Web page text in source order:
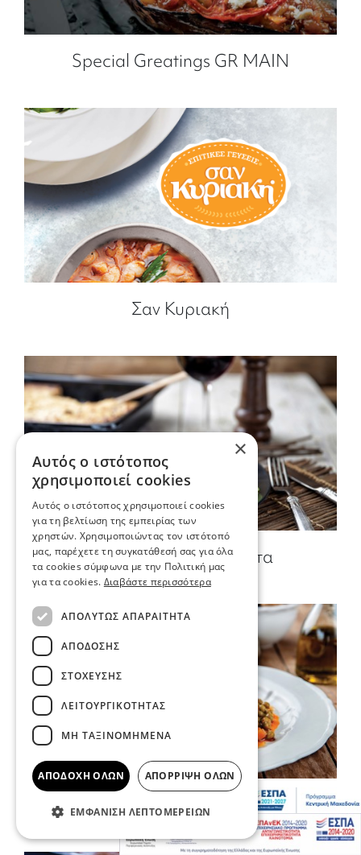
Special Greatings GR MAIN
Σαν Κυριακή
Μουσακάς με τυρί φέτα
Κοκκινιστό κρέας με αρακά
×
Αυτός ο ιστότοπος
χρησιμοποιεί cookies
Αυτός ο ιστότοπος χρησιμοποιεί cookies
για τη βελτίωση της εμπειρίας των
χρηστών. Χρησιμοποιώντας τον ιστότοπό
μας, παρέχετε τη συγκατάθεσή σας για όλα
τα cookies σύμφωνα με την Πολιτική μας
για τα cookies. Διαβάστε περισσότερα
ΑΠΟΛΎΤΩΣ ΑΠΑΡΑΊΤΗΤΑ
ΑΠΌΔΟΣΗΣ
ΣΤΌΧΕΥΣΗΣ
ΛΕΙΤΟΥΡΓΙΚΌΤΗΤΑΣ
ΜΗ ΤΑΞΙΝΟΜΗΜΈΝΑ
ΑΠΟΔΟΧΉ ΌΛΩΝ ΑΠΌΡΡΙΨΗ ΌΛΩΝ
ΕΜΦΆΝΙΣΗ ΛΕΠΤΟΜΕΡΕΙΏΝ